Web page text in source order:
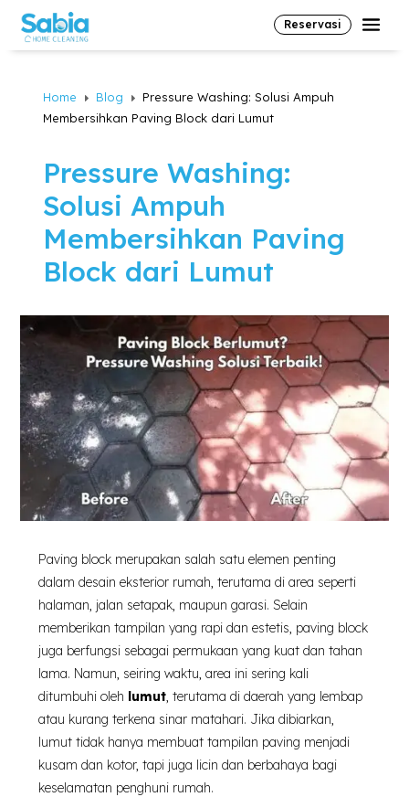
Reservasi
Home E Blog E
Pressure Washing: Solusi Ampuh
Membersihkan Paving Block dari Lumut
Pressure Washing:
Solusi Ampuh
Membersihkan Paving
Block dari Lumut
Paving block merupakan salah satu elemen penting
dalam desain eksterior rumah, terutama di area seperti
halaman, jalan setapak, maupun garasi. Selain
memberikan tampilan yang rapi dan estetis, paving block
juga berfungsi sebagai permukaan yang kuat dan tahan
lama. Namun, seiring waktu, area ini sering kali
ditumbuhi oleh lumut, terutama di daerah yang lembap
atau kurang terkena sinar matahari. Jika dibiarkan,
lumut tidak hanya membuat tampilan paving menjadi
kusam dan kotor, tapi juga licin dan berbahaya bagi
keselamatan penghuni rumah.